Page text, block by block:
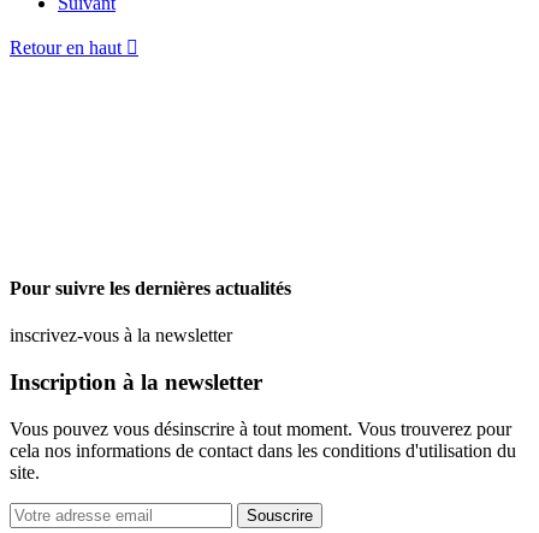
Retour en haut 
Pour suivre les dernières actualités
inscrivez-vous à la newsletter
Inscription à la newsletter
Vous pouvez vous désinscrire à tout moment. Vous trouverez pour
cela nos informations de contact dans les conditions d'utilisation du
site.
Souscrire